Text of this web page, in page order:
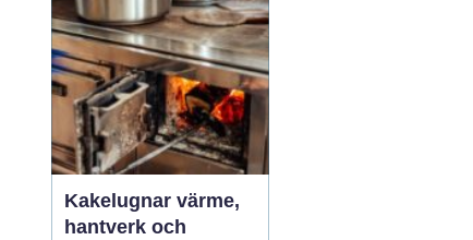
Kakelugnar värme,
hantverk och